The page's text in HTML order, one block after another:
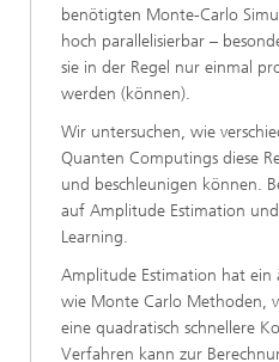
benötigten Monte-Carlo
hoch parallelisierbar –
sie in der Regel nur einmal
werden (können).
Wir untersuchen, wie
Quanten Computings diese
und beschleunigen können.
auf Amplitude Estimation
Learning.
Amplitude Estimation hat ein
wie Monte Carlo Methoden,
eine quadratisch schnellere
Verfahren kann zur